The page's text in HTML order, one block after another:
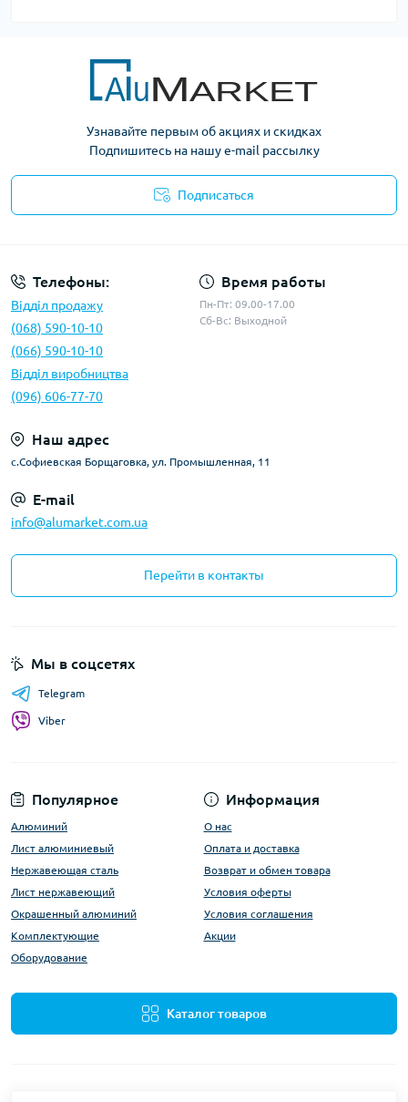
Узнавайте первым об акциях и скидках
Подпишитесь на нашу e-mail рассылку
Подписаться
Телефоны:
Відділ продажу
(068) 590-10-10
(066) 590-10-10
Відділ виробництва
(096) 606-77-70
Время работы
Пн-Пт: 09.00-17.00
Сб-Вс: Выходной
Наш адрес
с.Софиевская Борщаговка, ул. Промышленная, 11
E-mail
info@alumarket.com.ua
Перейти в контакты
Популярное
Алюминий
Лист алюминиевый
Нержавеющая сталь
Лист нержавеющий
Окрашенный алюминий
Комплектующие
Оборудование
Информация
О нас
Оплата и доставка
Возврат и обмен товара
Условия оферты
Условия соглашения
Акции
Каталог товаров
Мы в соцсетях
Telegram
Viber